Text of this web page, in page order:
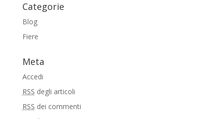
Categorie
Blog
Fiere
Meta
Accedi
RSS degli articoli
RSS dei commenti